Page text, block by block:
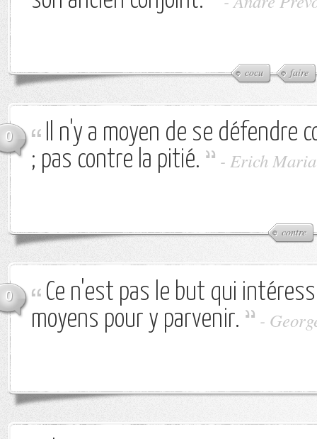
cocu faire
0
Il n'y a moyen de se défendre
; pas contre la pitié.
- Erich
contre
0
Ce n'est pas le but qui
moyens pour y parvenir.
-